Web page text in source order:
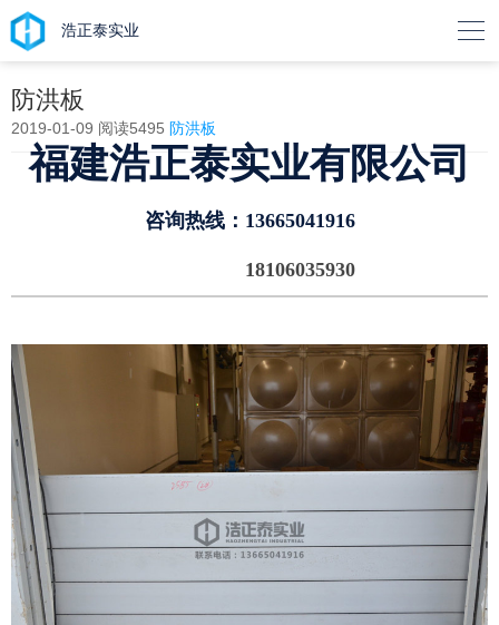
浩正泰实业 
防洪板
2019-01-09 阅读5495 防洪板
福建浩正泰实业有限公司
咨询热线： 13665041916
18106035930